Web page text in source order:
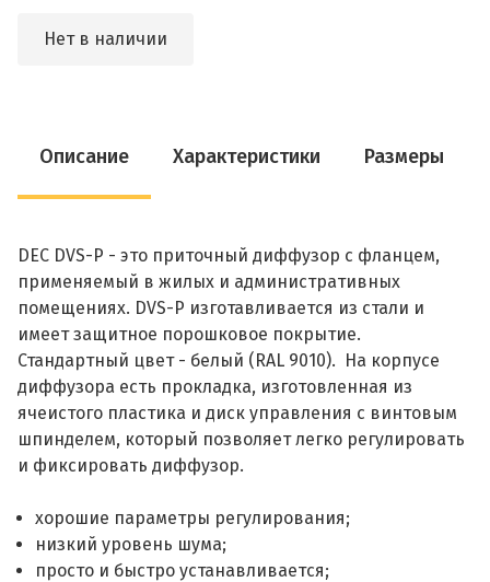
Нет в наличии
Описание Характеристики Размеры
DEC DVS-P - это приточный диффузор с фланцем,
применяемый в жилых и административных
помещениях. DVS-P изготавливается из стали и
имеет защитное порошковое покрытие.
Стандартный цвет - белый (RAL 9010). На корпусе
диффузора есть прокладка, изготовленная из
ячеистого пластика и диск управления с винтовым
шпинделем, который позволяет легко регулировать
и фиксировать диффузор.
хорошие параметры регулирования;
низкий уровень шума;
просто и быстро устанавливается;